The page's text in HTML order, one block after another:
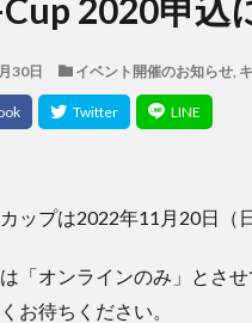
2020申込
30日 イベント開催のお知らせ,
ップは2022年11月20日（
「オンラインのみ」とさ
お待ちください。